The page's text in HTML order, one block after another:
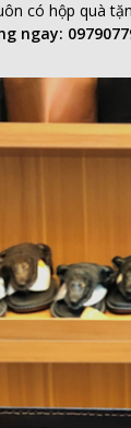
có hộp quà
ngay: